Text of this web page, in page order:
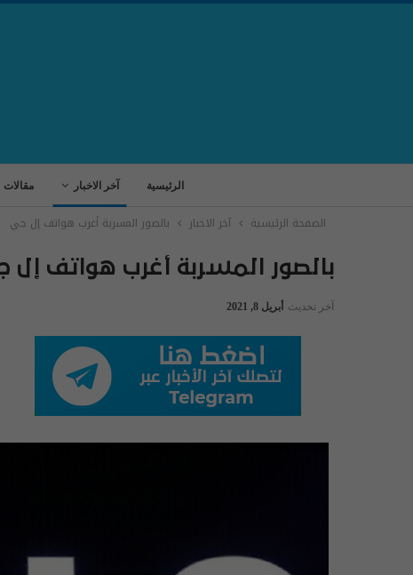
الرئيسية آخر الاخبار مقالات
الصفحة الرئيسية آخر الاخبار بالصور المسربة أغرب هواتف إل جي
بالصور المسربة أغرب هواتف إل
آخر تحديث أبريل 8, 2021